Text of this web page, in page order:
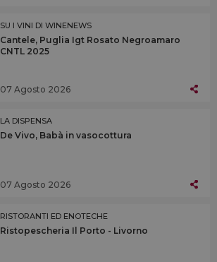
SU I VINI DI WINENEWS
Cantele, Puglia Igt Rosato Negroamaro
CNTL 2025
07 Agosto 2026
LA DISPENSA
De Vivo, Babà in vasocottura
07 Agosto 2026
RISTORANTI ED ENOTECHE
Ristopescheria Il Porto - Livorno